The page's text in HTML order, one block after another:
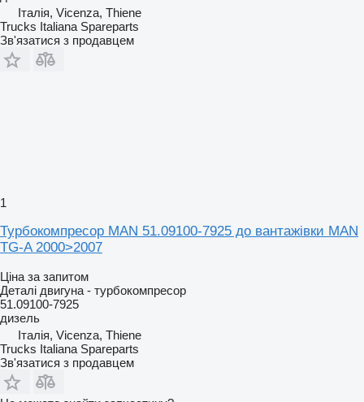
Італія, Vicenza, Thiene
Trucks Italiana Spareparts
Зв'язатися з продавцем
1
Турбокомпресор MAN 51.09100-7925 до вантажівки MAN
TG-A 2000>2007
Ціна за запитом
Деталі двигуна - турбокомпресор
51.09100-7925
дизель
Італія, Vicenza, Thiene
Trucks Italiana Spareparts
Зв'язатися з продавцем